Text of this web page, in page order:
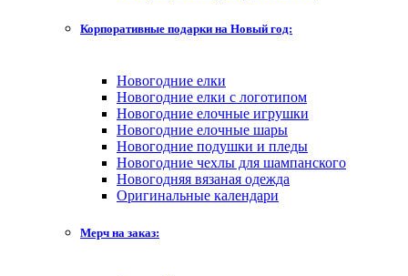
Корпоративные подарки на Новый год:
Новогодние елки
Новогодние елки с логотипом
Новогодние елочные игрушки
Новогодние елочные шары
Новогодние подушки и пледы
Новогодние чехлы для шампанского
Новогодняя вязаная одежда
Оригинальные календари
Мерч на заказ: